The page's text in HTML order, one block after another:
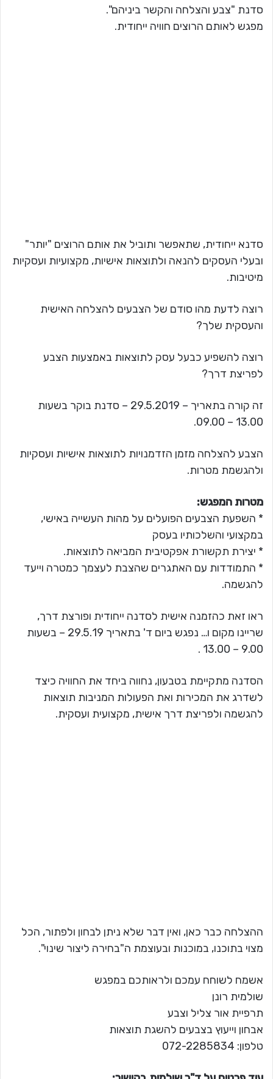
סדנת "צבע והצלחה והקשר ביניהם".
מפגש לאותם הרוצים חוויה ייחודית.
סדנא ייחודית, שתאפשר ותוביל את אותם הרוצים "יותר"
ובעלי העסקים להנאה ולתוצאות אישיות, מקצועיות ועסקיות
מיטיבות.
רוצה לדעת מהו סודם של הצבעים להצלחה האישית
והעסקית שלך?
רוצה להשפיע כבעל עסק לתוצאות באמצעות הצבע
לפריצת דרך?
זה קורה בתאריך – 29.5.2019 – סדנת בוקר בשעות
13.00 – 09.00.
הצבע להצלחה מזמן הזדמנויות לתוצאות אישיות ועסקיות
ולהגשמת מטרות.
מטרות המפגש:
* השפעת הצבעים הפועלים על מהות העשייה באישי,
במקצועי והשלכותיו בעסק
* יצירת תקשורת אפקטיבית המביאה לתוצאות.
* התמודדות עם האתגרים שהצבת לעצמך כמטרה וייעד
להגשמה.
ראו זאת כהזמנה אישית לסדנה ייחודית ופורצת דרך,
שריינו מקום ו… נפגש ביום ד' בתאריך 29.5.19 – בשעות
9.00 – 13.00 .
הסדנה מתקיימת בטבעון, נחווה ביחד את החוויה כיצד
לשדרג את המכירות ואת הפעולות המניבות תוצאות
להגשמה ולפריצת דרך אישית, מקצועית ועסקית.
ההצלחה כבר כאן, ואין דבר שלא ניתן לבחון ולפתור, הכל
מצוי בתוכנו, במוכנות ובעוצמת ה"בחירה ליצור שינוי".
אשמח לשוחח עמכם ולראותכם במפגש
שולמית רונן
תרפיית אור צליל וצבע
אבחון וייעוץ בצבעים להשגת תוצאות
טלפון: 072-2285834